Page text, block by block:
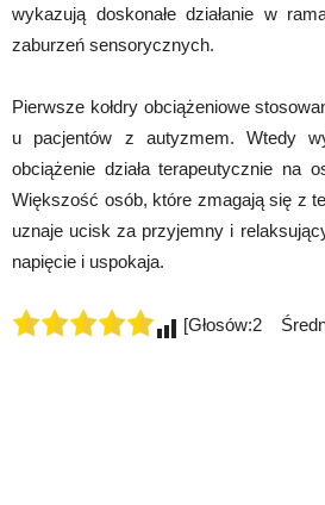
wykazują doskonałe działanie w
zaburzeń sensorycznych.
Pierwsze kołdry obciążeniowe
u pacjentów z autyzmem. Wtedy
obciążenie działa terapeutycznie na
Większość osób, które zmagają się z
uznaje ucisk za przyjemny i
napięcie i uspokaja.
[Głosów:2